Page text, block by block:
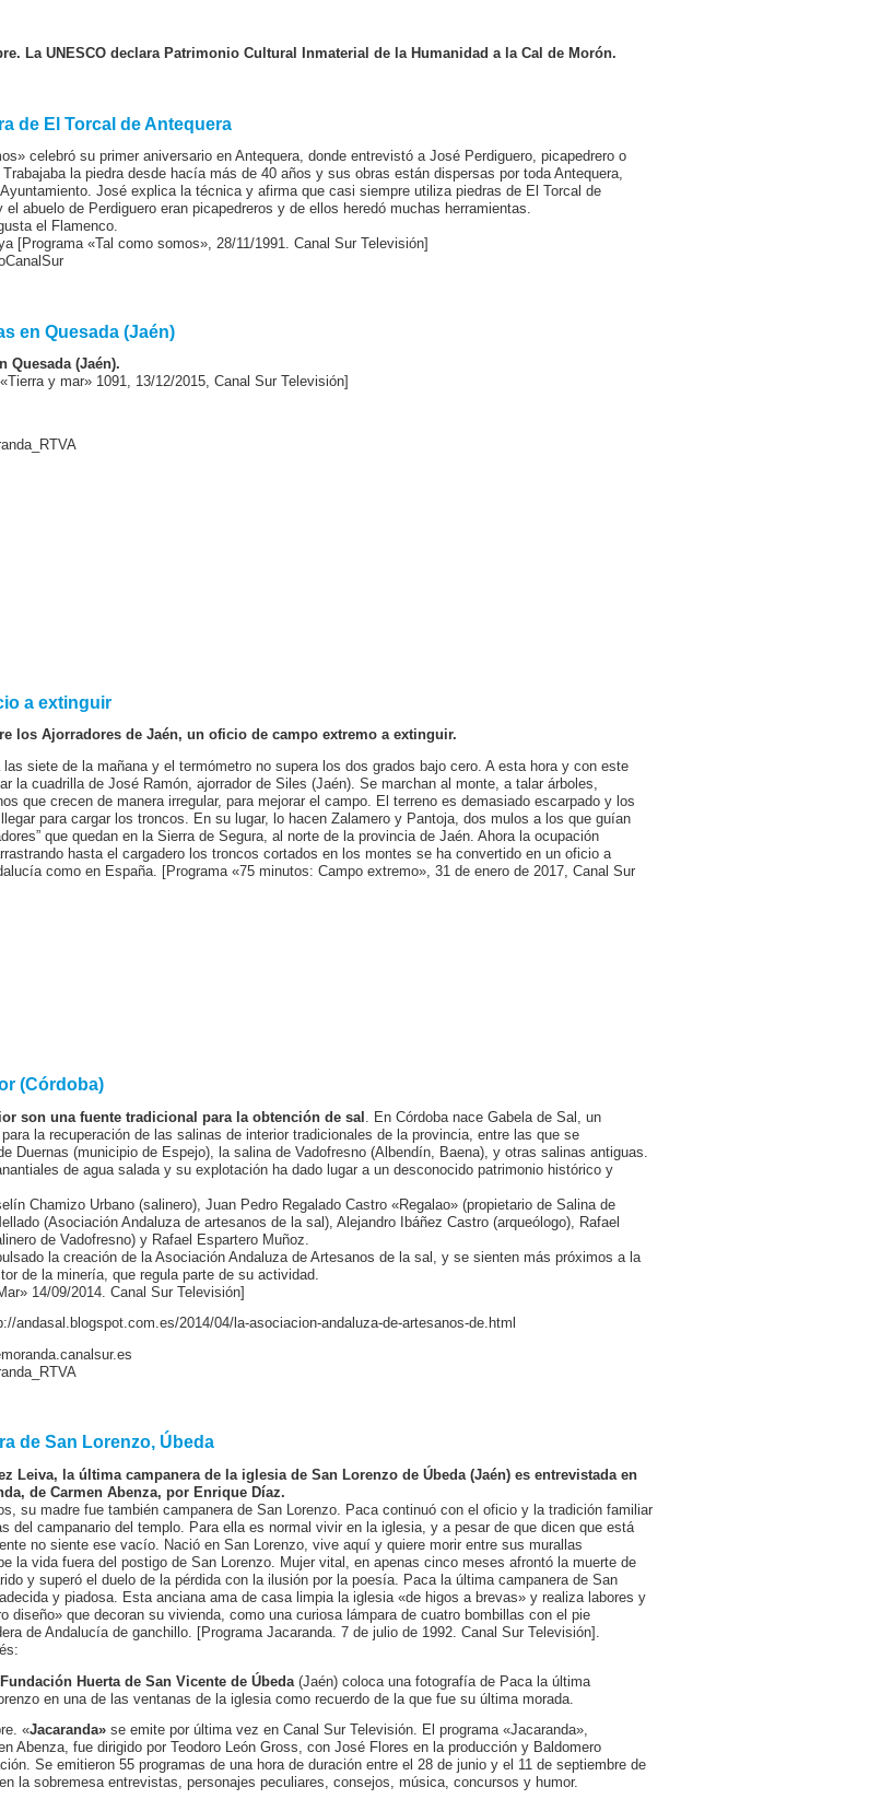
La UNESCO declara Patrimonio Cultural Inmaterial de la Humanidad a la Cal de Morón.
de El Torcal de Antequera
celebró su primer aniversario en Antequera, donde entrevistó a José Perdiguero, picapedrero o
la piedra desde hacía más de 40 años y sus obras están dispersas por toda Antequera,
José explica la técnica y afirma que casi siempre utiliza piedras de El Torcal de
el abuelo de Perdiguero eran picapedreros y de ellos heredó muchas herramientas.
el Flamenco.
[Programa «Tal como somos», 28/11/1991. Canal Sur Televisión]
en Quesada (Jaén)
Quesada (Jaén).
y mar» 1091, 13/12/2015, Canal Sur Televisión]
a extinguir
los Ajorradores de Jaén, un oficio de campo extremo a extinguir.
las siete de la mañana y el termómetro no supera los dos grados bajo cero. A esta hora y con este
la cuadrilla de José Ramón, ajorrador de Siles (Jaén). Se marchan al monte, a talar árboles,
que crecen de manera irregular, para mejorar el campo. El terreno es demasiado escarpado y los
para cargar los troncos. En su lugar, lo hacen Zalamero y Pantoja, dos mulos a los que guían
que quedan en la Sierra de Segura, al norte de la provincia de Jaén. Ahora la ocupación
hasta el cargadero los troncos cortados en los montes se ha convertido en un oficio a
como en España. [Programa «75 minutos: Campo extremo», 31 de enero de 2017, Canal Sur
(Córdoba)
son una fuente tradicional para la obtención de sal
. En Córdoba nace Gabela de Sal, un
la recuperación de las salinas de interior tradicionales de la provincia, entre las que se
Duernas (municipio de Espejo), la salina de Vadofresno (Albendín, Baena), y otras salinas antiguas.
de agua salada y su explotación ha dado lugar a un desconocido patrimonio histórico y
Chamizo Urbano (salinero), Juan Pedro Regalado Castro «Regalao» (propietario de Salina de
(Asociación Andaluza de artesanos de la sal), Alejandro Ibáñez Castro (arqueólogo), Rafael
de Vadofresno) y Rafael Espartero Muñoz.
la creación de la Asociación Andaluza de Artesanos de la sal, y se sienten más próximos a la
de la minería, que regula parte de su actividad.
14/09/2014. Canal Sur Televisión]
andasal.blogspot.com.es/2014/04/la-asociacion-andaluza-de-artesanos-de.html
de San Lorenzo, Úbeda
Leiva, la última campanera de la iglesia de San Lorenzo de Úbeda (Jaén) es entrevistada en
de Carmen Abenza, por Enrique Díaz.
su madre fue también campanera de San Lorenzo. Paca continuó con el oficio y la tradición familiar
del campanario del templo. Para ella es normal vivir en la iglesia, y a pesar de que dicen que está
no siente ese vacío. Nació en San Lorenzo, vive aquí y quiere morir entre sus murallas
la vida fuera del postigo de San Lorenzo. Mujer vital, en apenas cinco meses afrontó la muerte de
y superó el duelo de la pérdida con la ilusión por la poesía. Paca la última campanera de San
y piadosa. Esta anciana ama de casa limpia la iglesia «de higos a brevas» y realiza labores y
diseño» que decoran su vivienda, como una curiosa lámpara de cuatro bombillas con el pie
de Andalucía de ganchillo. [Programa Jacaranda. 7 de julio de 1992. Canal Sur Televisión].
Fundación Huerta de San Vicente de Úbeda (Jaén) coloca una fotografía de Paca la última
en una de las ventanas de la iglesia como recuerdo de la que fue su última morada.
«Jacaranda» se emite por última vez en Canal Sur Televisión. El programa «Jacaranda»,
Abenza, fue dirigido por Teodoro León Gross, con José Flores en la producción y Baldomero
Se emitieron 55 programas de una hora de duración entre el 28 de junio y el 11 de septiembre de
la sobremesa entrevistas, personajes peculiares, consejos, música, concursos y humor.